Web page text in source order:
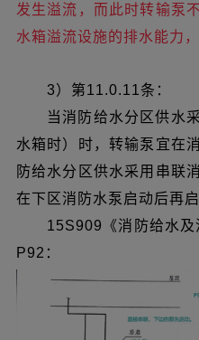
发生溢流，而此时转输泵
水箱溢流设施的排水能力
3）第11.0.11条：
当消防给水分区供水
水箱时）时，转输泵宜在
防给水分区供水采用串联
在下区消防水泵启动后再启
15S909《消防给水
P92：